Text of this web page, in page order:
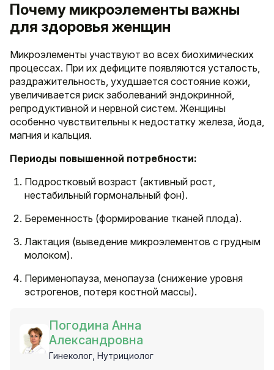
Почему микроэлементы важны
для здоровья женщин
Микроэлементы участвуют во всех биохимических
процессах. При их дефиците появляются усталость,
раздражительность, ухудшается состояние кожи,
увеличивается риск заболеваний эндокринной,
репродуктивной и нервной систем. Женщины
особенно чувствительны к недостатку железа, йода,
магния и кальция.
Периоды повышенной потребности:
Подростковый возраст (активный рост,
нестабильный гормональный фон).
Беременность (формирование тканей плода).
Лактация (выведение микроэлементов с грудным
молоком).
Перименопауза, менопауза (снижение уровня
эстрогенов, потеря костной массы).
Погодина Анна
Александровна
Гинеколог, Нутрициолог